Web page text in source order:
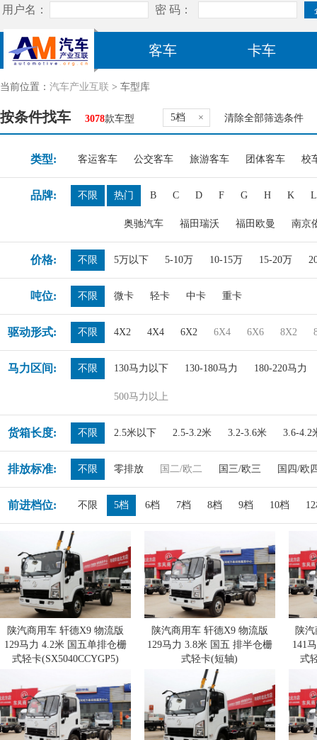
客车 卡车
当前位置： 汽车产业互联 > 车型库
按条件找车 3078款车型 5档 × 清除全部筛选条件
类型: 客运客车 公交客车 旅游客车 团体客车 校
品牌: 不限 热门 B C D F G H K L
奥驰汽车 福田瑞沃 福田欧曼 南京
价格: 不限 5万以下 5-10万 10-15万 15-20万
吨位: 不限 微卡 轻卡 中卡 重卡
驱动形式: 不限 4X2 4X4 6X2 6X4 6X6 8X2
马力区间: 不限 130马力以下 130-180马力 180-220马力
500马力以上
货箱长度: 不限 2.5米以下 2.5-3.2米 3.2-3.6米 3.6-4.2
排放标准: 不限 零排放 国二/欧二 国三/欧三 国四/欧
前进档位: 不限 5档 6档 7档 8档 9档 10档
陕汽商用车 轩德X9 物流版
129马力 4.2米 国五单排仓栅
式轻卡(SX5040CCYGP5)
陕汽商用车 轩德X9 物流版
129马力 3.8米 国五 排半仓栅
式轻卡(短轴)
(SX5040CCYGP5)
陕
141
式